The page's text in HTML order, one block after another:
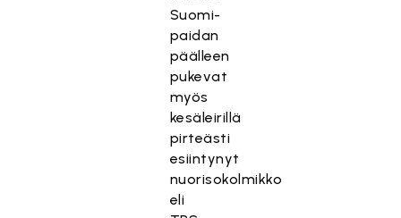
Suomi-
paidan
päälleen
pukevat
myös
kesäleirillä
pirteästi
esiintynyt
nuorisokolmikko
eli